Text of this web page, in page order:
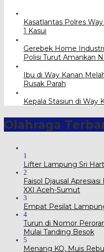
Kasatlantas Polres
1 Kasui
Gerebek Home
Polisi Turut Amankan
Ibu di Way Kanan
Rusak Parah
Kepala Stasiun di Way
Olahraga
1
Lifter Lampung Sri
2
Faisol Djausal
XXI Aceh-Sumut
3
Empat Pesilat
4
Turun di Nomor
Mulai Tanding Besok
5
Menang KO, Muis